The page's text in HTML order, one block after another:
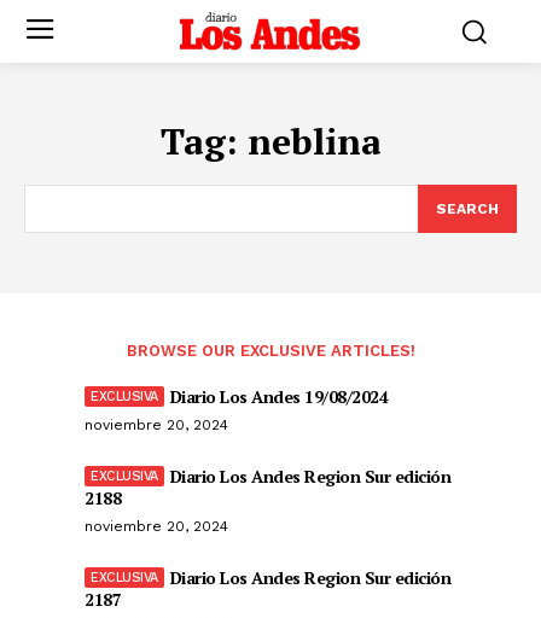
Tag: neblina
SEARCH
BROWSE OUR EXCLUSIVE ARTICLES!
Diario Los Andes 19/08/2024
noviembre 20, 2024
Diario Los Andes Region Sur edición
2188
noviembre 20, 2024
Diario Los Andes Region Sur edición
2187